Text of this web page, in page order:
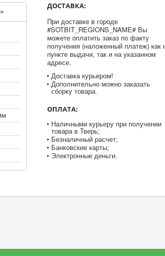
ДОСТАВКА:
При доставке в городе
#SOTBIT_REGIONS_NAME# Вы
можете оплатить заказ по факту
получения (наложенный платеж) как
пункте выдачи, так и на указанном
адресе.
Доставка курьером!
Дополнительно можно заказать
сборку товара.
ОПЛАТА:
Наличными курьеру при получении
товара в Тверь;
Безналичный расчет;
Банковские карты;
Электронные деньги.